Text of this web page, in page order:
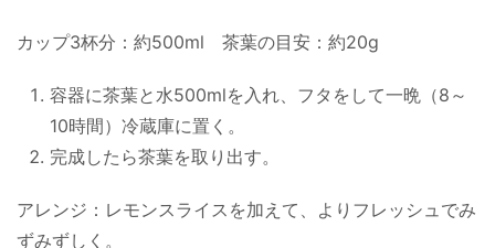
カップ3杯分：約500ml 茶葉の目安：約20g
容器に茶葉と水500mlを入れ、フタをして一晩（8～
10時間）冷蔵庫に置く。
完成したら茶葉を取り出す。
アレンジ：レモンスライスを加えて、よりフレッシュでみ
ずみずしく。